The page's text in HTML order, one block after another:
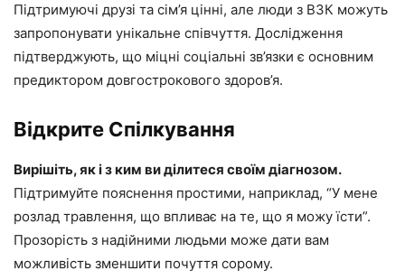
Підтримуючі друзі та сім’я цінні, але люди з ВЗК можуть
запропонувати унікальне співчуття. Дослідження
підтверджують, що міцні соціальні зв’язки є основним
предиктором довгострокового здоров’я.
Відкрите Спілкування
Вирішіть, як і з ким ви ділитеся своїм діагнозом.
Підтримуйте пояснення простими, наприклад, “У мене
розлад травлення, що впливає на те, що я можу їсти”.
Прозорість з надійними людьми може дати вам
можливість зменшити почуття сорому.